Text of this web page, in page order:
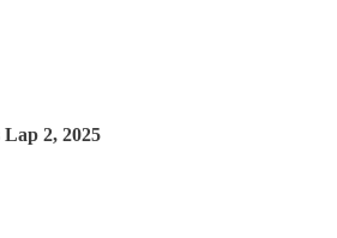
2, 2025